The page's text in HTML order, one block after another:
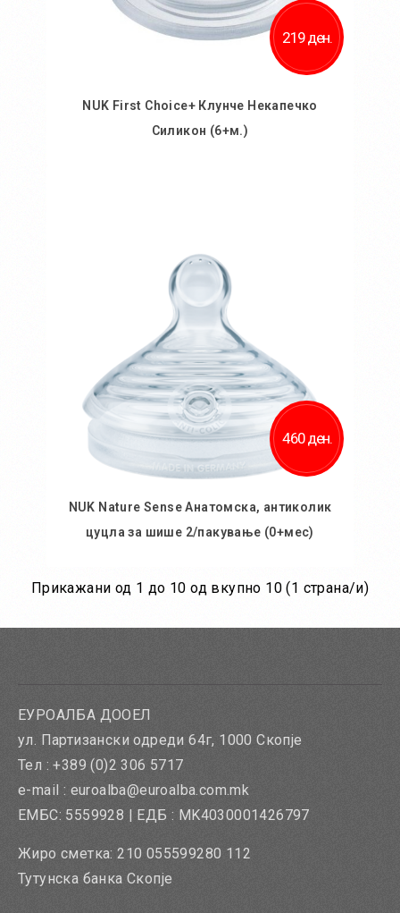
219 ден.
NUK First Choice+ Клунче Некапечко
Силикон (6+м.)
460 ден.
NUK Nature Sense Анатомска, антиколик
цуцла за шише 2/пакување (0+мес)
Во кошничка
Прикажани од 1 до 10 од вкупно 10 (1 страна/и)
ЕУРОАЛБА ДООЕЛ
ул. Партизански одреди 64г, 1000 Скопје
Тел : +389 (0)2 306 5717
e-mail : euroalba@euroalba.com.mk
ЕМБС: 5559928 | ЕДБ : MK4030001426797
Жиро сметка: 210 055599280 112
Тутунска банка Скопје